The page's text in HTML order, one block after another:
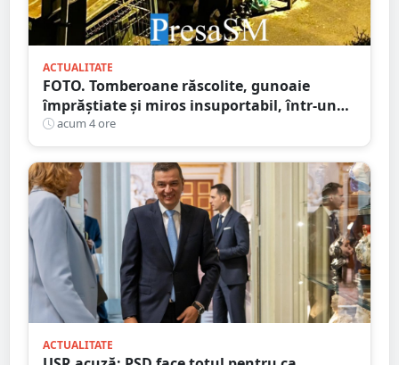
ACTUALITATE
FOTO. Tomberoane răscolite, gunoaie
împrăștiate și miros insuportabil, într-un
cartier al Sătmarului
acum 4 ore
ACTUALITATE